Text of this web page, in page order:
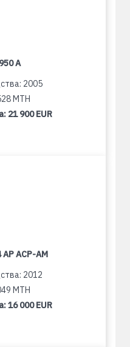
A
2005
MTH
21 900 EUR
AP ACP-AM
2012
MTH
16 000 EUR